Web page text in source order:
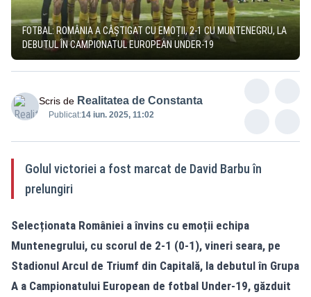
FOTBAL: ROMÂNIA A CÂȘTIGAT CU EMOȚII, 2-1 CU MUNTENEGRU, LA
DEBUTUL ÎN CAMPIONATUL EUROPEAN UNDER-19
Scris de Realitatea de Constanta
Publicat:14 iun. 2025, 11:02
Golul victoriei a fost marcat de David Barbu în
prelungiri
Selecționata României a învins cu emoții echipa
Muntenegrului, cu scorul de 2-1 (0-1), vineri seara, pe
Stadionul Arcul de Triumf din Capitală, la debutul în Grupa
A a Campionatului European de fotbal Under-19, găzduit